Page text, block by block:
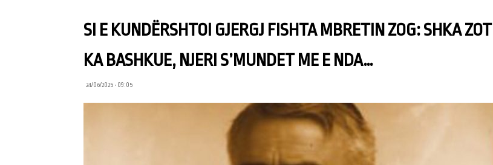
SI E KUNDËRSHTOI GJERGJ FISHTA MBRETIN ZOG: SHKA ZOTI
KA BASHKUE, NJERI S’MUNDET ME E NDA…
24/06/2025 • 09:05